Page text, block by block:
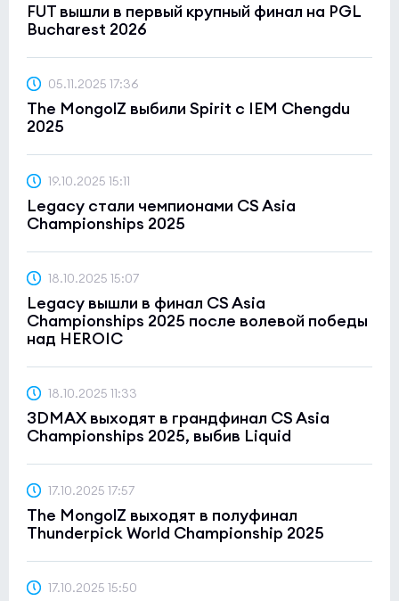
LPH 0
Nexus
BRUTE 0
BetBoom Storm Season 4(bo3)
Procyon
ODDIK Academy
FUT вышли в первый крупный финал на PGL
Bucharest 2026
05.11.2025 17:36
The MongolZ выбили Spirit с IEM Chengdu
2025
19.10.2025 15:11
Legacy стали чемпионами CS Asia
Championships 2025
18.10.2025 15:07
Legacy вышли в финал CS Asia
Championships 2025 после волевой победы
над HEROIC
18.10.2025 11:33
3DMAX выходят в грандфинал CS Asia
Championships 2025, выбив Liquid
17.10.2025 17:57
The MongolZ выходят в полуфинал
Thunderpick World Championship 2025
17.10.2025 15:50